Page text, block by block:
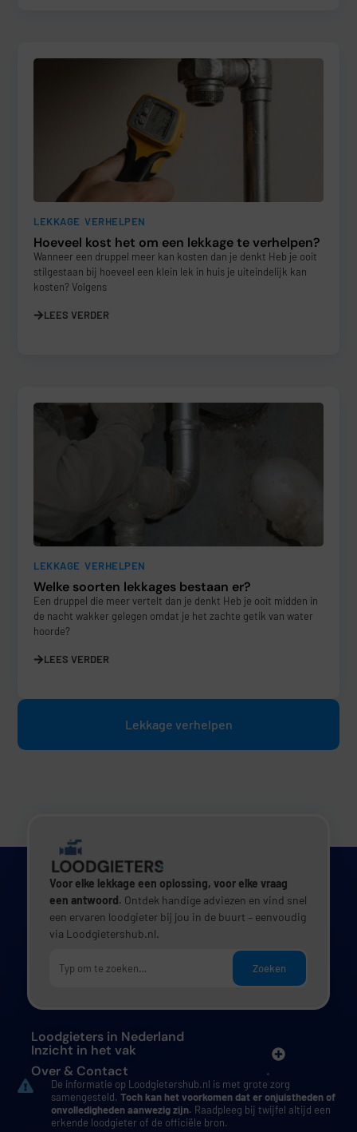
LEKKAGE VERHELPEN
Hoeveel kost het om een lekkage te verhelpen?
Wanneer een druppel meer kan kosten dan je denkt Heb je ooit
stilgestaan bij hoeveel een klein lek in huis je uiteindelijk kan
kosten? Volgens
LEES VERDER
LEKKAGE VERHELPEN
Welke soorten lekkages bestaan er?
Een druppel die meer vertelt dan je denkt Heb je ooit midden in
de nacht wakker gelegen omdat je het zachte getik van water
hoorde?
LEES VERDER
Lekkage verhelpen
Over & Contact
Inzicht in het vak
Loodgieters in Nederland
Voor elke lekkage een oplossing, voor elke vraag
een antwoord. Ontdek handige adviezen en vind snel
een ervaren loodgieter bij jou in de buurt – eenvoudig
via Loodgietershub.nl.
Zoeken
De informatie op Loodgietershub.nl is met grote zorg
samengesteld.Toch kan het voorkomen dat er onjuistheden of
onvolledigheden aanwezig zijn. Raadpleeg bij twijfel altijd een
erkende loodgieter of de officiële bron.